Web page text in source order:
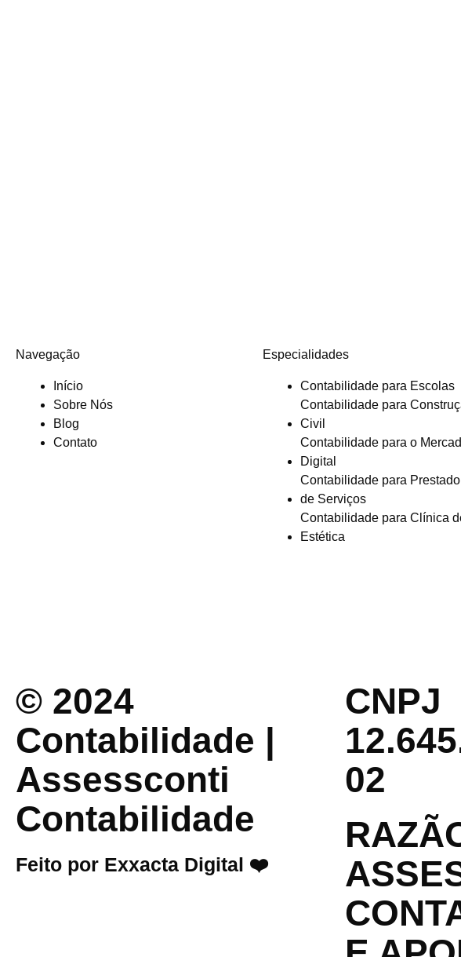
Navegação
Início
Sobre Nós
Blog
Contato
Especialidades
Contabilidade para Escolas
Contabilidade para
Civil
Contabilidade para o
Digital
Contabilidade para
de Serviços
Contabilidade para Clínica
Estética
© 2024
Contabilidade |
Assessconti
Contabilidade
Feito por Exxacta Digital ❤️
CNPJ
02